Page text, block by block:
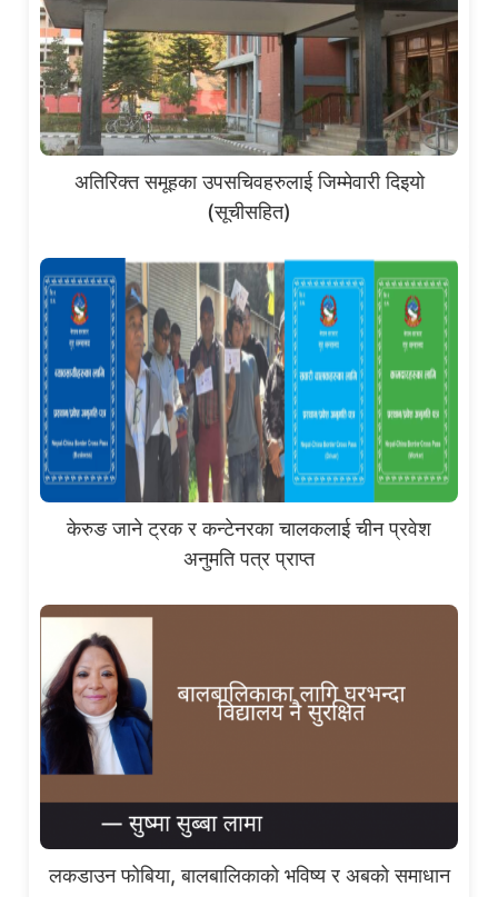
अतिरिक्त समूहका उपसचिवहरुलाई जिम्मेवारी दिइयो
(सूचीसहित)
केरुङ जाने ट्रक र कन्टेनरका चालकलाई चीन प्रवेश
अनुमति पत्र प्राप्त
लकडाउन फोबिया, बालबालिकाको भविष्य र अबको समाधान